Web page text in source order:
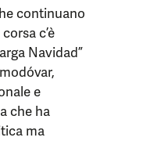
continuano
c’è
Navidad”
e
che ha
ma